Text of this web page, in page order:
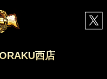
西店